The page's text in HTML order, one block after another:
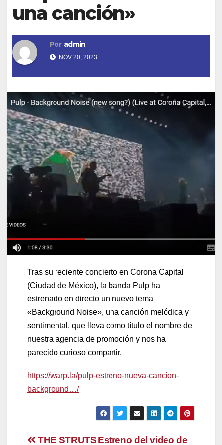
una canción»
Por admin
NOV 20, 2023
Tras su reciente concierto en Corona Capital
(Ciudad de México), la banda Pulp ha
estrenado en directo un nuevo tema
«Background Noise», una canción melódica y
sentimental, que lleva como título el nombre de
nuestra agencia de promoción y nos ha
parecido curioso compartir.
https://warp.la/pulp-estreno-nueva-cancion-
background…/
Estreno del video de
THE STRUTS